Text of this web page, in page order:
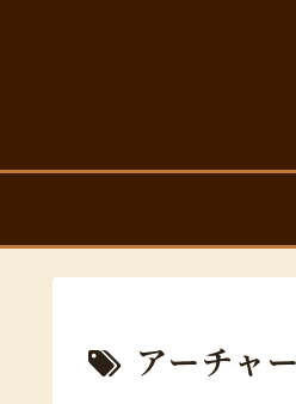
アーチャー